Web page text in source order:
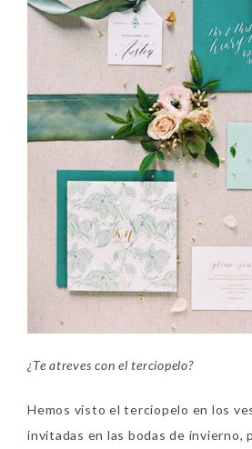
¿Te atreves con el terciopelo?
Hemos visto el terciopelo en los
invitadas en las bodas de invierno,